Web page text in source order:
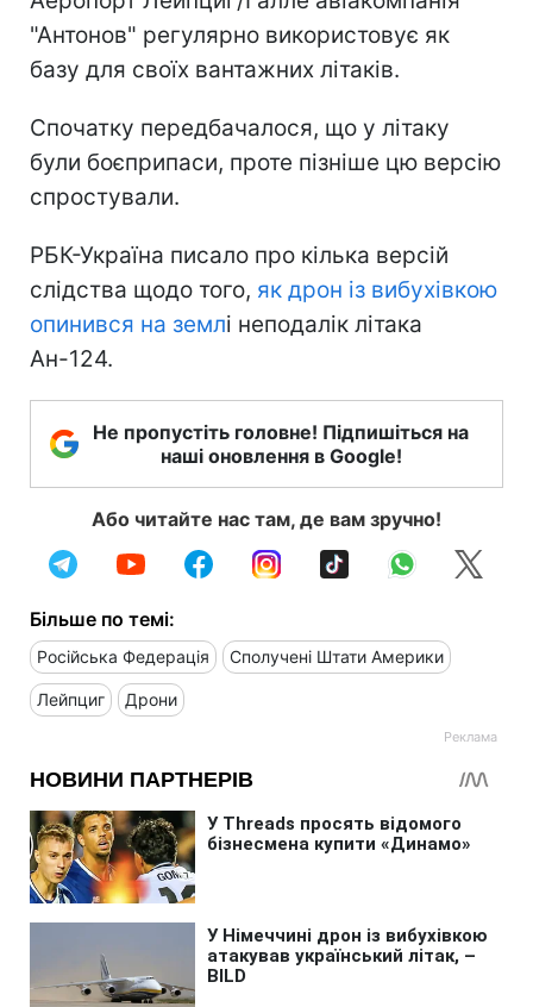
"Антонов" регулярно використовує як
базу для своїх вантажних літаків.
Спочатку передбачалося, що у літаку
були боєприпаси, проте пізніше цю версію
спростували.
РБК-Україна писало про кілька версій
слідства щодо того, як дрон із вибухівкою
опинився на землі неподалік літака
Ан-124.
Не пропустіть головне! Підпишіться на
наші оновлення в Google!
Або читайте нас там, де вам зручно!
Більше по темі:
Російська Федерація Сполучені Штати Америки
Лейпциг Дрони